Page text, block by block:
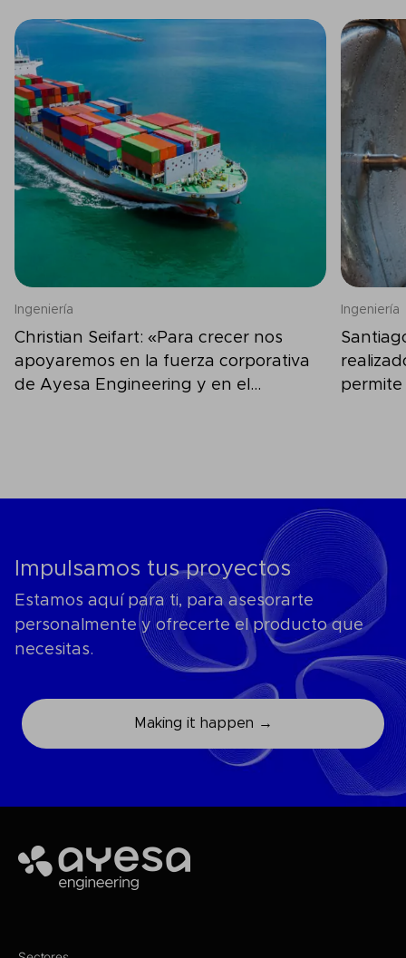
Ingeniería
Christian Seifart: «Para crecer nos
apoyaremos en la fuerza corporativa
de Ayesa Engineering y en el
Ingeniería
permite
Impulsamos tus proyectos
Estamos aquí para ti, para asesorarte
personalmente y ofrecerte el producto que
necesitas.
Making it happen →
Ayesa